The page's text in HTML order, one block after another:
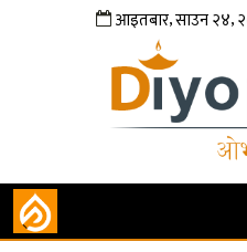
आइतबार,साउन२४,